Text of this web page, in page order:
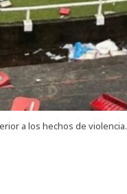
a los hechos de violencia.